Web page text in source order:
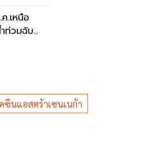
.เหนือ
ท่วมฉับ
ซีนแอสตร้าเซนเนก้า